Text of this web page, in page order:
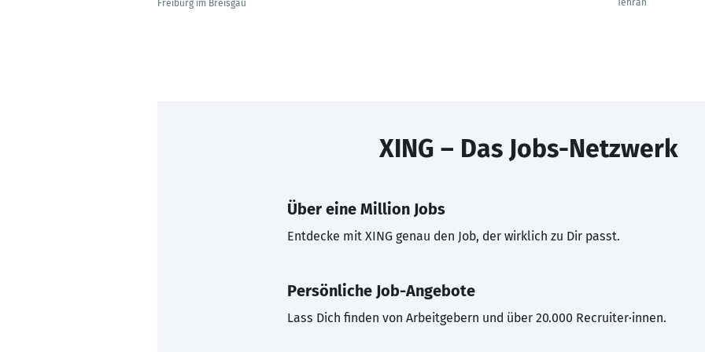
Freiburg im Breisgau
Tehran
XING – Das Jobs-Netzwerk
Über eine Million Jobs
Entdecke mit XING genau den Job, der wirklich zu Dir passt.
Persönliche Job-Angebote
Lass Dich finden von Arbeitgebern und über 20.000 Recruiter·innen.